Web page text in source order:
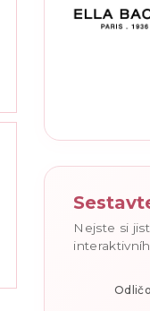
Vložením
Nejste si